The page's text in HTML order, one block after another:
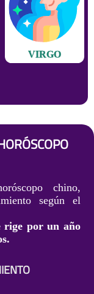
VIRGO
chino,
según el
rige por un año